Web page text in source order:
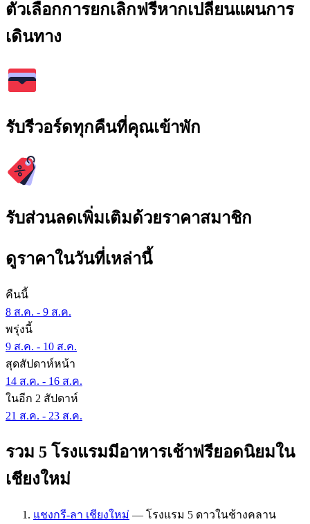
ตัวเลือกการยกเลิกฟรีหากเปลี่ยนแผนการ
เดินทาง
รับรีวอร์ดทุกคืนที่คุณเข้าพัก
รับส่วนลดเพิ่มเติมด้วยราคาสมาชิก
ดูราคาในวันที่เหล่านี้
คืนนี้
8 ส.ค. - 9 ส.ค.
พรุ่งนี้
9 ส.ค. - 10 ส.ค.
สุดสัปดาห์หน้า
14 ส.ค. - 16 ส.ค.
ในอีก 2 สัปดาห์
21 ส.ค. - 23 ส.ค.
รวม 5 โรงแรมมีอาหารเช้าฟรียอดนิยมใน
เชียงใหม่
แชงกรี-ลา เชียงใหม่ — โรงแรม 5 ดาวในช้างคลาน